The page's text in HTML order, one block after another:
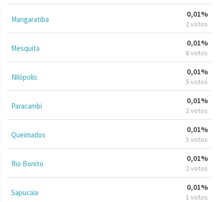
Mangaratiba
0,01%
2 votos
Mesquita
0,01%
8 votos
Nilópolis
0,01%
5 votos
Paracambi
0,01%
2 votos
Queimados
0,01%
5 votos
Rio Bonito
0,01%
2 votos
Sapucaia
0,01%
1 votos